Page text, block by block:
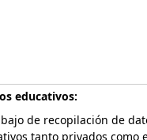
educativos:
de recopilación de
tanto privados como